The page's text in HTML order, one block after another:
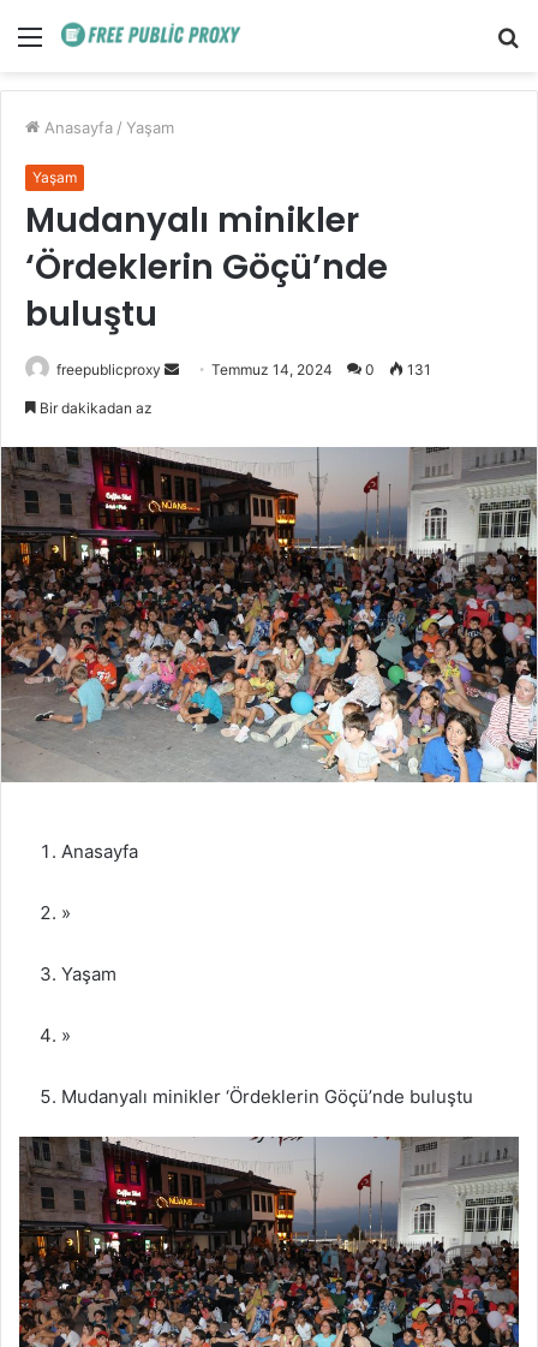
Menü
Anasayfa / Yaşam
Yaşam
Mudanyalı minikler
‘Ördeklerin Göçü’nde
buluştu
freepublicproxy
Bir
göndermek
Temmuz 14, 2024 0 131
Bir dakikadan az
Anasayfa
»
Yaşam
»
Mudanyalı minikler ‘Ördeklerin Göçü’nde buluştu